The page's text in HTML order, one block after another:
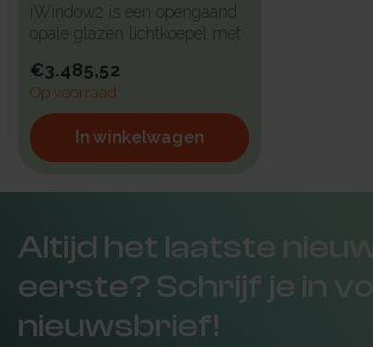
iWindow2 is een opengaand
opale glazen lichtkoepel met
€3.485,52
Op voorraad
In winkelwagen
Altijd het laatste
eerste? Schrijf je in
nieuwsbrief!